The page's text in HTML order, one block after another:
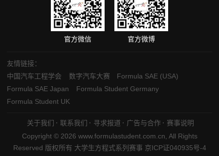
官方微信 官方微博
友情链接：
中国汽车工程学会
数字汽车大赛
Formula SAE (USA)
Formula SAE Japan
Formula Student Germany
Formula Student UK
关于我们 联系我们 寻求报道 广告与合作
赛事说明
Copyright © 2026 www.formulastudent.com.cn, All Rights
Reserved 版权所有 大学生方程式系列赛事 京ICP证040935号-4